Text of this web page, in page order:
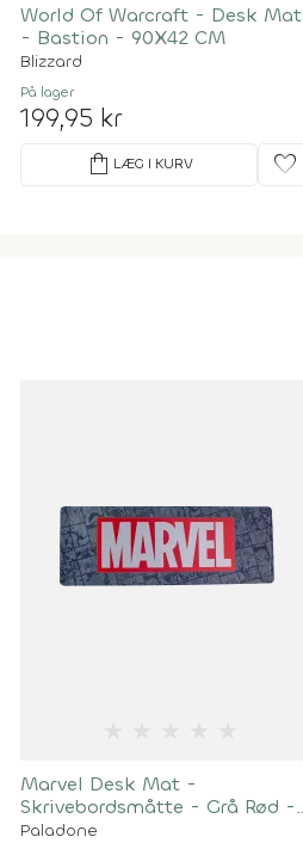
World Of Warcraft - Desk Mat
- Bastion - 90X42 CM
Blizzard
På lager
199,95 kr
shopping_bag LÆG I KURV favorite
Marvel Desk Mat -
Skrivebordsmåtte - Grå Rød -
30 X 80 CM
Paladone